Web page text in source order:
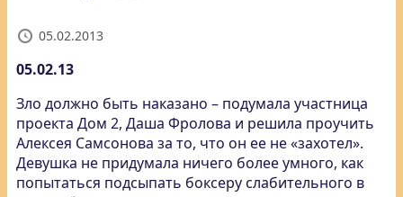
05.02.2013
05.02.13
Зло должно быть наказано – подумала участница
проекта Дом 2, Даша Фролова и решила проучить
Алексея Самсонова за то, что он ее не «захотел».
Девушка не придумала ничего более умного, как
попытаться подсыпать боксеру слабительного в